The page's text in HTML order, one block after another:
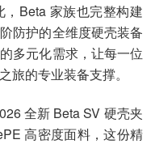
Beta 家族也完整构建
防护的全维度硬壳装备
多元化需求，让每一位
旅的专业装备支撑。
全新 Beta SV 硬壳夹
高密度面料，这份精